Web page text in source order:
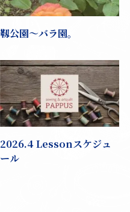
靱公園〜バラ園。
2026.4 Lessonスケジュ
ール